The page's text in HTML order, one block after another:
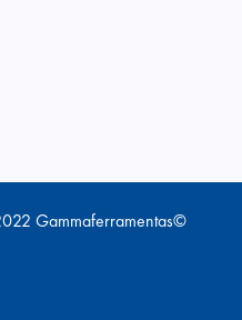
Gammaferramentas©